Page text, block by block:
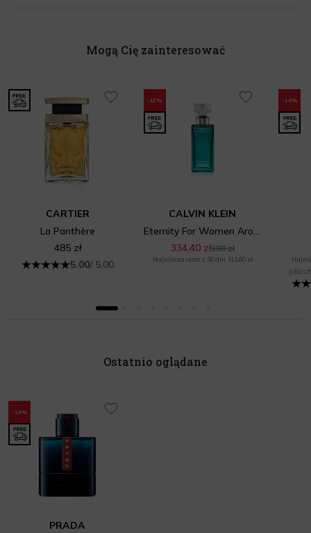
Mogą Cię zainteresować
CARTIER
La Panthère
485 zł
5.00/ 5.00
-12%
CALVIN KLEIN
Eternity For Women Aromatic Essence
334,40 zł380 zł
Najniższa cena z 30 dni: 311,60 zł
-10%
Ostatnio oglądane
-10%
PRADA